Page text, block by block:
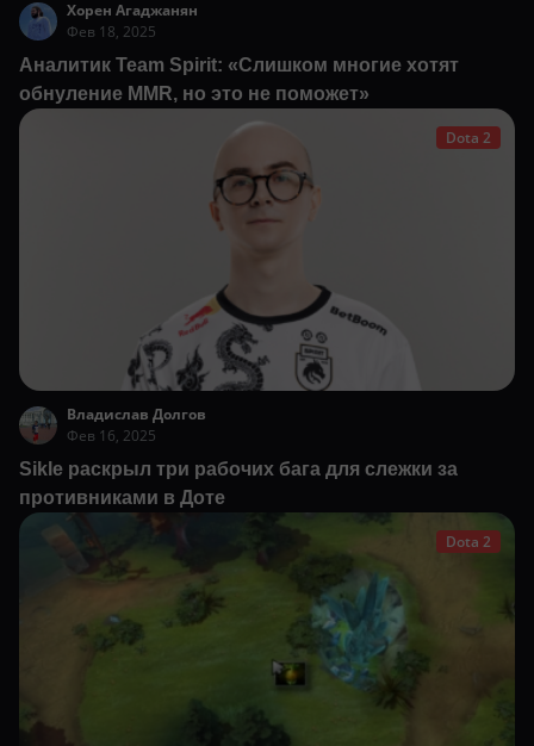
Хорен Агаджанян
Фев 18, 2025
Аналитик Team Spirit: «Слишком многие хотят
обнуление MMR, но это не поможет»
Dota 2
Владислав Долгов
Фев 16, 2025
Sikle раскрыл три рабочих бага для слежки за
противниками в Доте
Dota 2